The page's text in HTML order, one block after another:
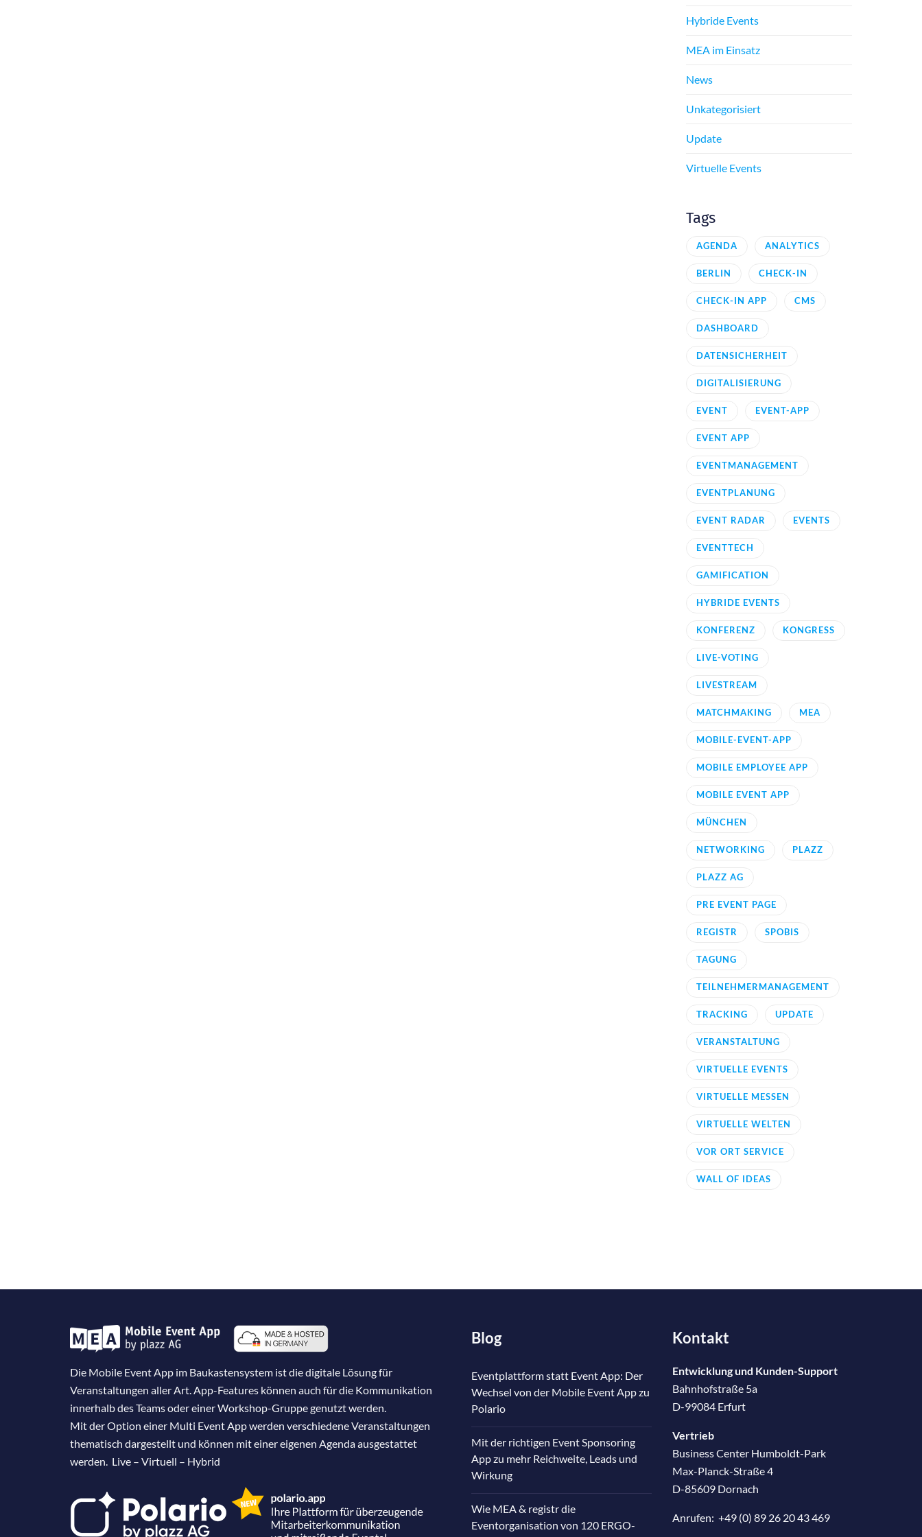
Hybride Events
MEA im Einsatz
News
Unkategorisiert
Update
Virtuelle Events
Tags
AGENDA ANALYTICS
BERLIN CHECK-IN
CHECK-IN APP CMS
DASHBOARD
DATENSICHERHEIT
DIGITALISIERUNG
EVENT EVENT-APP
EVENT APP
EVENTMANAGEMENT
EVENTPLANUNG
EVENT RADAR EVENTS
EVENTTECH
GAMIFICATION
HYBRIDE EVENTS
KONFERENZ KONGRESS
LIVE-VOTING
LIVESTREAM
MATCHMAKING MEA
MOBILE-EVENT-APP
MOBILE EMPLOYEE APP
MOBILE EVENT APP
MÜNCHEN
NETWORKING PLAZZ
PLAZZ AG
PRE EVENT PAGE
REGISTR SPOBIS
TAGUNG
TEILNEHMERMANAGEMENT
TRACKING UPDATE
VERANSTALTUNG
VIRTUELLE EVENTS
VIRTUELLE MESSEN
VIRTUELLE WELTEN
VOR ORT SERVICE
WALL OF IDEAS
Die Mobile Event App im Baukastensystem ist die digitale Lösung für
Veranstaltungen aller Art. App-Features können auch für die Kommunikation
innerhalb des Teams oder einer Workshop-Gruppe genutzt werden.
Mit der Option einer Multi Event App werden verschiedene Veranstaltungen
thematisch dargestellt und können mit einer eigenen Agenda ausgestattet
werden. Live – Virtuell – Hybrid
Blog
Eventplattform statt Event App: Der
Wechsel von der Mobile Event App zu
Polario
Mit der richtigen Event Sponsoring
App zu mehr Reichweite, Leads und
Wirkung
Wie MEA & registr die
Eventorganisation von 120 ERGO-
Kontakt
Entwicklung und Kunden-Support
Bahnhofstraße 5a
D-99084 Erfurt
Vertrieb
Business Center Humboldt-Park
Max-Planck-Straße 4
D-85609 Dornach
Anrufen: +49 (0) 89 26 20 43 469